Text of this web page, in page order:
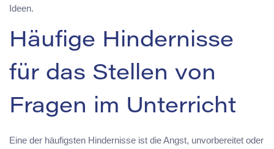
Ideen.
Häufige Hindernisse
für das Stellen von
Fragen im Unterricht
Eine der häufigsten Hindernisse ist die Angst, unvorbereitet oder